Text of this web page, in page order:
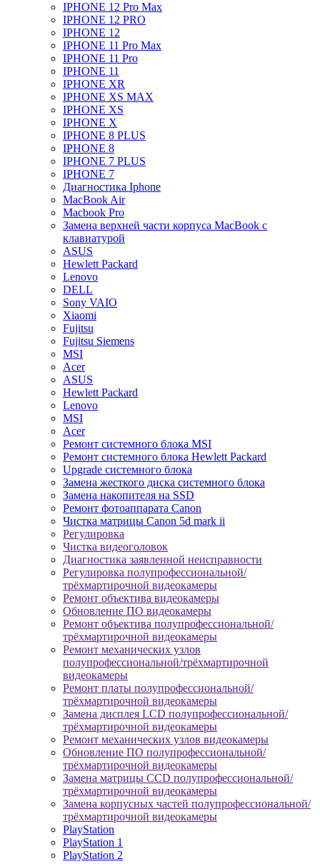
IPHONE 12 Pro Max
IPHONE 12 PRO
IPHONE 12
IPHONE 11 Pro Max
IPHONE 11 Pro
IPHONE 11
IPHONE XR
IPHONE XS MAX
IPHONE XS
IPHONE X
IPHONE 8 PLUS
IPHONE 8
IPHONE 7 PLUS
IPHONE 7
Диагностика Iphone
MacBook Air
Macbook Pro
Замена верхней части корпуса MacBook с
клавиатурой
ASUS
Hewlett Packard
Lenovo
DELL
Sony VAIO
Xiaomi
Fujitsu
Fujitsu Siemens
MSI
Acer
ASUS
Hewlett Packard
Lenovo
MSI
Acer
Ремонт системного блока MSI
Ремонт системного блока Hewlett Packard
Upgrade системного блока
Замена жесткого диска системного блока
Замена накопителя на SSD
Ремонт фотоаппарата Canon
Чистка матрицы Canon 5d mark ii
Регулировка
Чистка видеоголовок
Диагностика заявленной неисправности
Регулировка полупрофессиональной/
трёхмартирочной видеокамеры
Ремонт объектива видеокамеры
Обновление ПО видеокамеры
Ремонт объектива полупрофессиональной/
трёхмартирочной видеокамеры
Ремонт механических узлов
полупрофессиональной/трёхмартирочной
видеокамеры
Ремонт платы полупрофессиональной/
трёхмартирочной видеокамеры
Замена дисплея LCD полупрофессиональной/
трёхмартирочной видеокамеры
Ремонт механических узлов видеокамеры
Обновление ПО полупрофессиональной/
трёхмартирочной видеокамеры
Замена матрицы CCD полупрофессиональной/
трёхмартирочной видеокамеры
Замена корпусных частей полупрофессиональной/
трёхмартирочной видеокамеры
PlayStation
PlayStation 1
PlayStation 2